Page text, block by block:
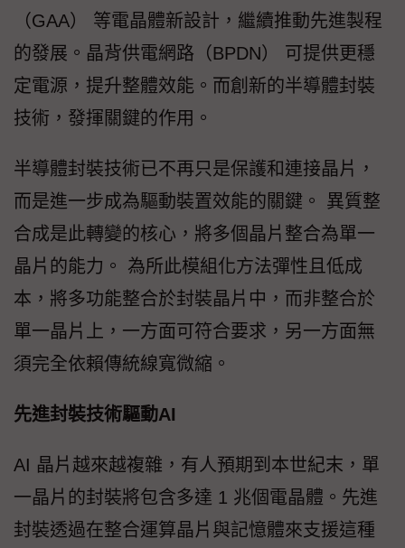
（GAA） 等電晶體新設計，繼續推動先進製程
的發展。晶背供電網路（BPDN） 可提供更穩
定電源，提升整體效能。而創新的半導體封裝
技術，發揮關鍵的作用。
半導體封裝技術已不再只是保護和連接晶片，
而是進一步成為驅動裝置效能的關鍵。 異質整
合成是此轉變的核心，將多個晶片整合為單一
晶片的能力。 為所此模組化方法彈性且低成
本，將多功能整合於封裝晶片中，而非整合於
單一晶片上，一方面可符合要求，另一方面無
須完全依賴傳統線寬微縮。
先進封裝技術驅動AI
AI 晶片越來越複雜，有人預期到本世紀末，單
一晶片的封裝將包含多達 1 兆個電晶體。先進
封裝透過在整合運算晶片與記憶體來支援這種